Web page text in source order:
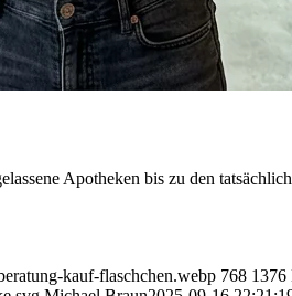
Apotheken bis zu den
kauf-flaschchen.webp 768 1376